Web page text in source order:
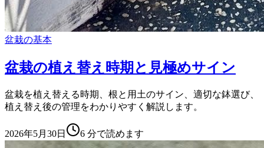
盆栽の基本
盆栽の植え替え時期と見極めサイン
盆栽を植え替える時期、根と用土のサイン、適切な鉢選び、
植え替え後の管理をわかりやすく解説します。
2026年5月30日 6 分で読めます